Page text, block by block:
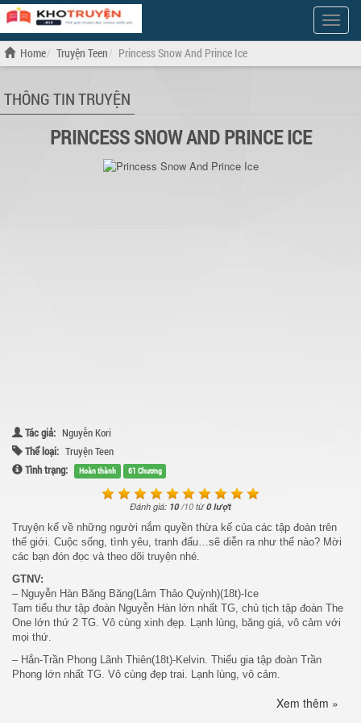
Show
Menu
Home Truyện Teen Princess Snow And Prince Ice
THÔNG TIN TRUYỆN
PRINCESS SNOW AND PRINCE ICE
Tác giả: Nguyễn Kori
Thể loại: Truyện Teen
Tình trạng:
Hoàn thành 61 Chương
Đánh giá: 10/10 từ0 lượt
Truyện kể về những người nắm quyền thừa kế của các tập đoàn trên
thế giới. Cuộc sống, tình yêu, tranh đấu…sẽ diễn ra như thế nào? Mời
các bạn đón đọc và theo dõi truyện nhé.
GTNV:
– Nguyễn Hàn Băng Băng(Lâm Thảo Quỳnh)(18t)-Ice
Tam tiểu thư tập đoàn Nguyễn Hàn lớn nhất TG, chủ tịch tập đoàn The
One lớn thứ 2 TG. Vô cùng xinh đẹp. Lạnh lùng, băng giá, vô cảm với
mọi thứ.
– Hắn-Trần Phong Lãnh Thiên(18t)-Kelvin. Thiếu gia tập đoàn Trần
Phong lớn nhất TG. Vô cùng đẹp trai. Lạnh lùng, vô cảm.
Thiếu gia tập đoàn Trương Huỳnh lớn thứ 2 TG. Đẹp trai. Hoà đồng, vui
Xem thêm »